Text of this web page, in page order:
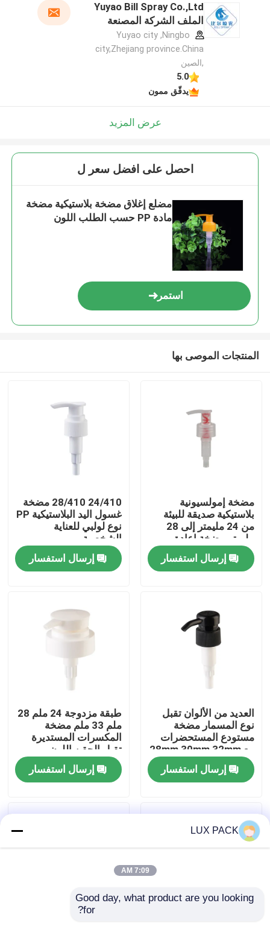
منتجات
أشرطة فيديو
معلومات عنا
جولة في المعمل
رقابة جودة
اتصل بنا
حالات
Yuyao Bill Spray Co.,Ltd
الملف الشركة المصنعة
Yuyao city ,Ningbo
city,Zhejiang province.China
,الصين
5.0
يدقّق ممون
عرض المزيد
احصل على افضل سعر ل
مضلع إغلاق مضخة بلاستيكية مضخة
مادة PP حسب الطلب اللون
استمر
المنتجات الموصى بها
مضخة إمولسيونية
بلاستيكية صديقة للبيئة
من 24 مليمتر إلى 28
مليمتر مضخة إعادة
الاستخدام للمعالجة
الشخصيةإرسال استفسار
24/410 28/410 مضخة
غسول اليد البلاستيكية PP
نوع لولبي للعناية
الشخصية
إرسال استفسار
العديد من الألوان تقبل
نوع المسمار مضخة
مستودع المستحضرات
مع 28mm 30mm 32mm
38mm
إرسال استفسار
طبقة مزدوجة 24 ملم 28
ملم 33 ملم مضخة
المكسرات المستديرة
تقبل الحقن اللون
مخصص
إرسال استفسار
LUX PACK
7:09 AM
Good day, what product are you looking
for?